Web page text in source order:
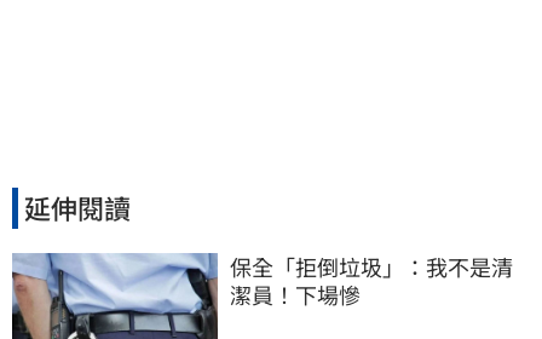
延伸閱讀
保全「拒倒垃圾」：我不是清
潔員！下場慘